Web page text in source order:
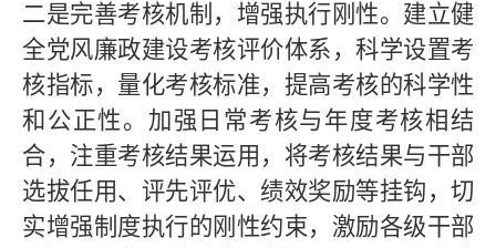
二是完善考核机制，增强执行刚性。建立健
全党风廉政建设考核评价体系，科学设置考
核指标，量化考核标准，提高考核的科学性
和公正性。加强日常考核与年度考核相结
合，注重考核结果运用，将考核结果与干部
选拔任用、评先评优、绩效奖励等挂钩，切
实增强制度执行的刚性约束，激励各级干部